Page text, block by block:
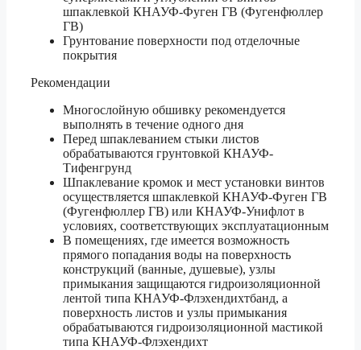
шпаклевкой КНАУФ-Фуген ГВ (Фугенфюллер
ГВ)
Грунтование поверхности под отделочные
покрытия
Рекомендации
Многослойную обшивку рекомендуется
выполнять в течение одного дня
Перед шпаклеванием стыки листов
обрабатываются грунтовкой КНАУФ-
Тифенгрунд
Шпаклевание кромок и мест установки винтов
осуществляется шпаклевкой КНАУФ-Фуген ГВ
(Фугенфюллер ГВ) или КНАУФ-Унифлот в
условиях, соответствующих эксплуатационным
В помещениях, где имеется возможность
прямого попадания воды на поверхность
конструкций (ванные, душевые), узлы
примыкания защищаются гидроизоляционной
лентой типа КНАУФ-Флэхендихтбанд, а
поверхность листов и узлы примыкания
обрабатываются гидроизоляционной мастикой
типа КНАУФ-Флэхендихт